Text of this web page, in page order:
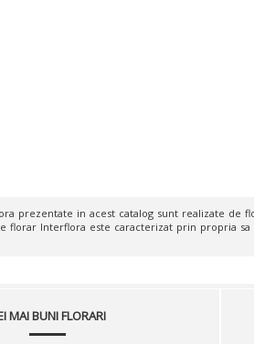
prezentate in acest catalog sunt realizate
florar Interflora este caracterizat prin propria
MAI BUNI FLORARI